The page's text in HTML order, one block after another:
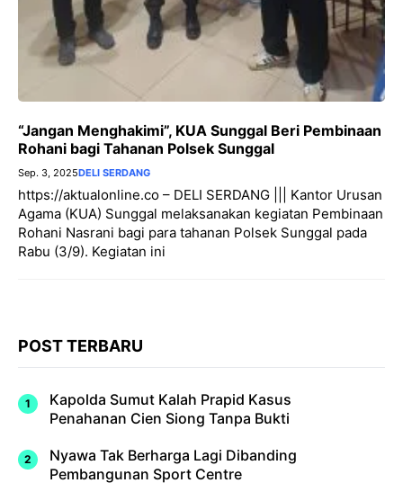
“Jangan Menghakimi”, KUA Sunggal Beri Pembinaan
Rohani bagi Tahanan Polsek Sunggal
Sep. 3, 2025DELI SERDANG
https://aktualonline.co – DELI SERDANG ||| Kantor Urusan
Agama (KUA) Sunggal melaksanakan kegiatan Pembinaan
Rohani Nasrani bagi para tahanan Polsek Sunggal pada
Rabu (3/9). Kegiatan ini
POST TERBARU
Kapolda Sumut Kalah Prapid Kasus
Penahanan Cien Siong Tanpa Bukti
Nyawa Tak Berharga Lagi Dibanding
Pembangunan Sport Centre